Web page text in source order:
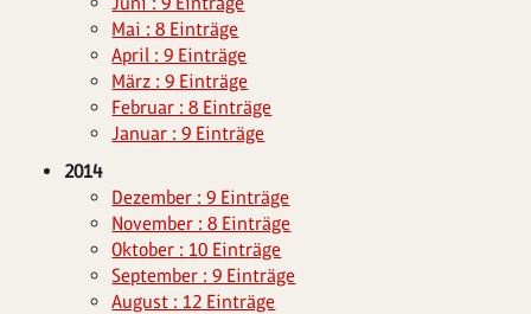
Mai : 8 Einträge
April : 9 Einträge
März : 9 Einträge
Februar : 8 Einträge
Januar : 9 Einträge
2014
Dezember : 9 Einträge
November : 8 Einträge
Oktober : 10 Einträge
September : 9 Einträge
August : 12 Einträge